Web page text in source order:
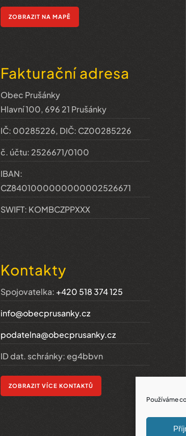
Používáme
ZOBRAZIT NA MAPĚ
Fakturační adresa
Obec Prušánky
Hlavní 100, 696 21 Prušánky
IČ: 00285226, DIČ: CZ00285226
č. účtu: 2526671/0100
IBAN:
CZ8401000000000002526671
SWIFT: KOMBCZPPXXX
Kontakty
Spojovatelka: +420 518 374 125
info@obecprusanky.cz
podatelna@obecprusanky.cz
ID dat. schránky: eg4bbvn
ZOBRAZIT VÍCE KONTAKTŮ